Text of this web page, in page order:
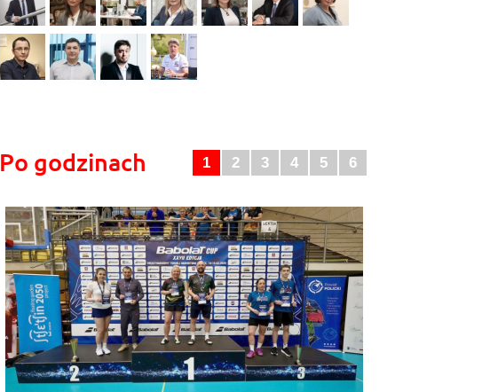
Po godzinach 1 2 3 4 5 6